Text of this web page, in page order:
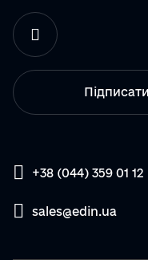
+38 (044) 359 01 12
sales@edin.ua